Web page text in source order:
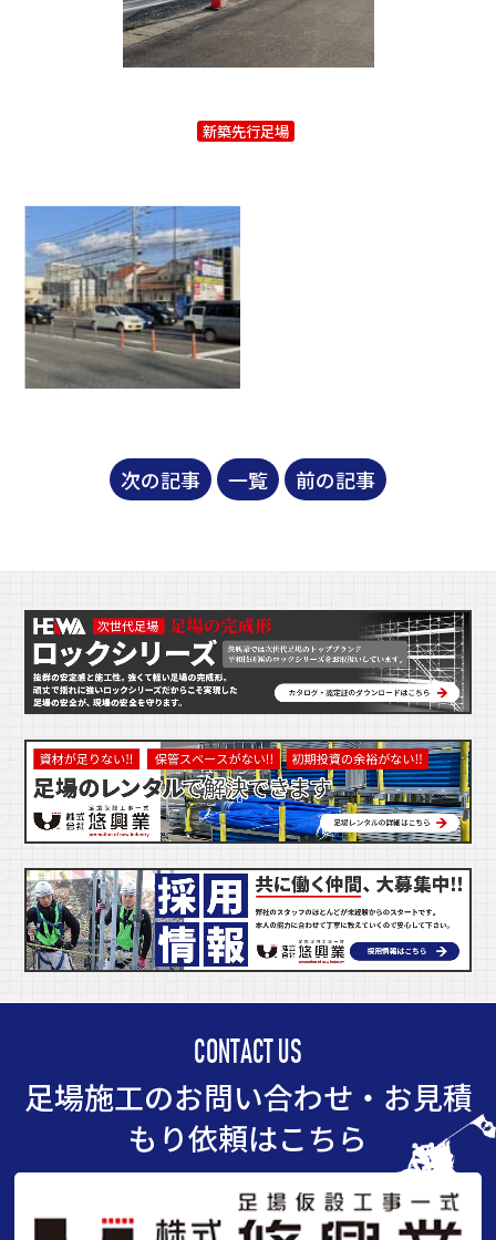
新築先行足場
次の記事 一覧 前の記事
CONTACT US
足場施工のお問い合わせ・お見積
もり依頼はこちら